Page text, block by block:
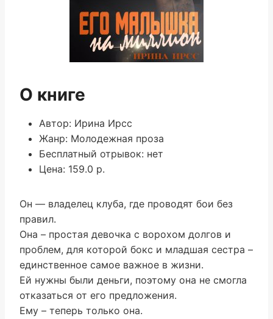
О книге
Автор: Ирина Ирсс
Жанр: Молодежная проза
Бесплатный отрывок: нет
Цена: 159.0 р.
Он — владелец клуба, где проводят бои без
правил.
Она – простая девочка с ворохом долгов и
проблем, для которой бокс и младшая сестра –
единственное самое важное в жизни.
Ей нужны были деньги, поэтому она не смогла
отказаться от его предложения.
Ему – теперь только она.